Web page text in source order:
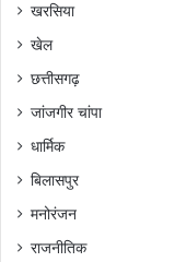
खरसिया
खेल
छत्तीसगढ़
जांजगीर चांपा
धार्मिक
बिलासपुर
मनोरंजन
राजनीतिक